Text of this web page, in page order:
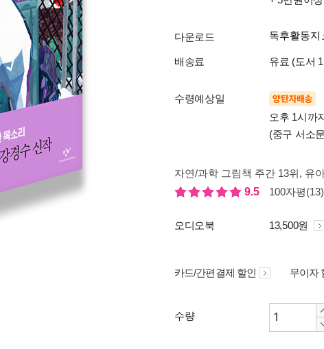
다운로드 독후활동지
배송료 유료 (도서
수령예상일 양탄자배송
오후 1시까
(중구 서소
자연/과학 그림책 주간 13위, 유
9.5
100자평(13)
오디오북 13,500원
카드/간편결제 할인 무이자
수량